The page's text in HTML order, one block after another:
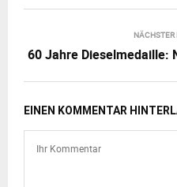
NÄCHSTER
60 Jahre Dieselmedaille:
EINEN KOMMENTAR